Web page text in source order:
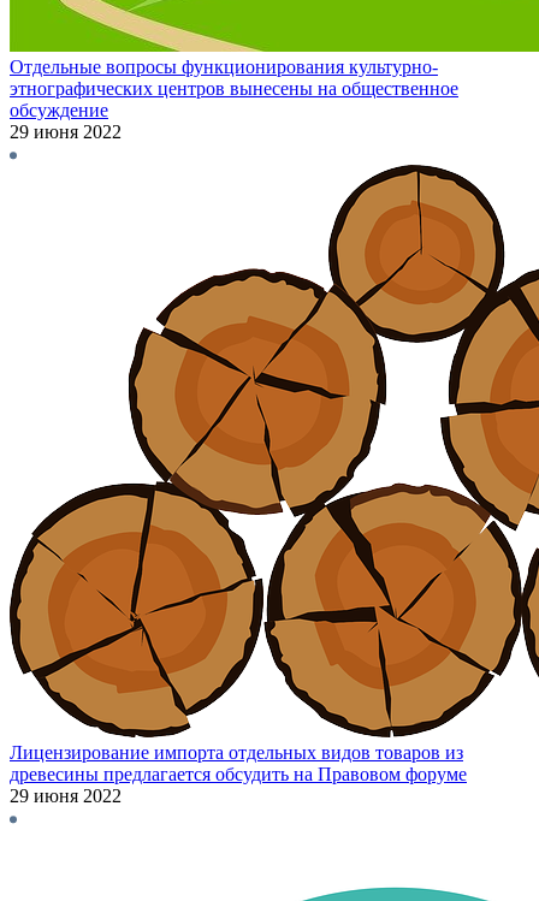
Отдельные вопросы функционирования культурно-
этнографических центров вынесены на общественное
обсуждение
29 июня 2022
Лицензирование импорта отдельных видов товаров из
древесины предлагается обсудить на Правовом форуме
29 июня 2022